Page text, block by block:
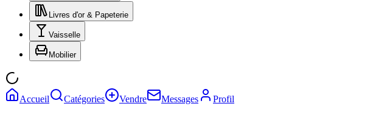
Livres d'or & Papeterie
Vaisselle
Mobilier
Accueil Catégories Vendre Messages Profil